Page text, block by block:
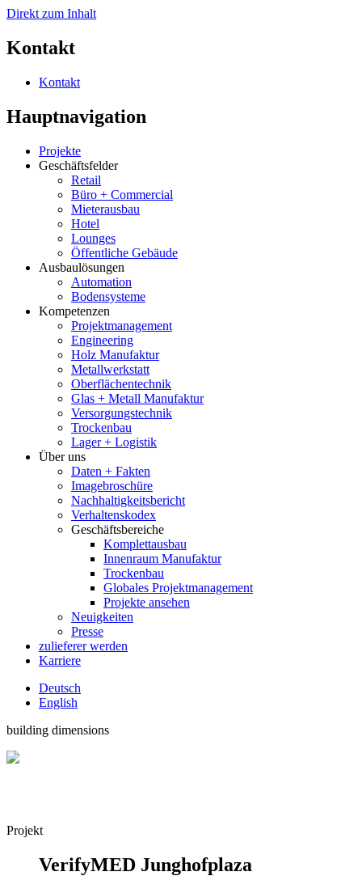
Direkt zum Inhalt
Kontakt
Kontakt
Hauptnavigation
Projekte
Geschäftsfelder
Retail
Büro + Commercial
Mieterausbau
Hotel
Lounges
Öffentliche Gebäude
Ausbaulösungen
Automation
Bodensysteme
Kompetenzen
Projektmanagement
Engineering
Holz Manufaktur
Metallwerkstatt
Oberflächentechnik
Glas + Metall Manufaktur
Versorgungstechnik
Trockenbau
Lager + Logistik
Über uns
Daten + Fakten
Imagebroschüre
Nachhaltigkeitsbericht
Verhaltenskodex
Geschäftsbereiche
Komplettausbau
Innenraum Manufaktur
Trockenbau
Globales Projektmanagement
Projekte ansehen
Neuigkeiten
Presse
zulieferer werden
Karriere
Deutsch
English
building dimensions
Projekt
VerifyMED Junghofplaza